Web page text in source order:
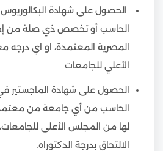
الحصول على شهادة
الحاسب أو تخصص ذي صلة من
المصرية المعتمدة، او اي درجه
الأعلي للجامعات.
الحصول على شهادة
الحاسب من أي جامعة من
لها من المجلس الأعلى
الالتحاق بدرجة الدكتوراه.